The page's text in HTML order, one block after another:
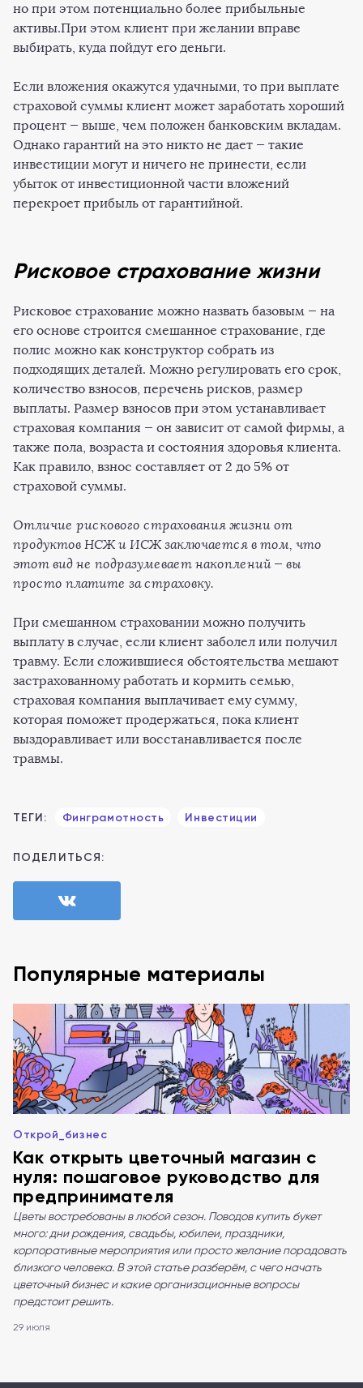
но при этом потенциально более прибыльные
активы.При этом клиент при желании вправе
выбирать, куда пойдут его деньги.
Если вложения окажутся удачными, то при выплате
страховой суммы клиент может заработать хороший
процент — выше, чем положен банковским вкладам.
Однако гарантий на это никто не дает — такие
инвестиции могут и ничего не принести, если
убыток от инвестиционной части вложений
перекроет прибыль от гарантийной.
Рисковое страхование жизни
Рисковое страхование можно назвать базовым — на
его основе строится смешанное страхование, где
полис можно как конструктор собрать из
подходящих деталей. Можно регулировать его срок,
количество взносов, перечень рисков, размер
выплаты. Размер взносов при этом устанавливает
страховая компания — он зависит от самой фирмы, а
также пола, возраста и состояния здоровья клиента.
Как правило, взнос составляет от 2 до 5% от
страховой суммы.
Отличие рискового страхования жизни от
продуктов НСЖ и ИСЖ заключается в том, что
этот вид не подразумевает накоплений — вы
просто платите за страховку.
При смешанном страховании можно получить
выплату в случае, если клиент заболел или получил
травму. Если сложившиеся обстоятельства мешают
застрахованному работать и кормить семью,
страховая компания выплачивает ему сумму,
которая поможет продержаться, пока клиент
выздоравливает или восстанавливается после
травмы.
ТЕГИ: Финграмотность Инвестиции
ПОДЕЛИТЬСЯ:
Популярные материалы
Открой_бизнес
Как открыть цветочный магазин с
нуля: пошаговое руководство для
предпринимателя
Цветы востребованы в любой сезон. Поводов купить букет
много: дни рождения, свадьбы, юбилеи, праздники,
корпоративные мероприятия или просто желание порадовать
близкого человека. В этой статье разберём, с чего начать
цветочный бизнес и какие организационные вопросы
предстоит решить.
29 июля